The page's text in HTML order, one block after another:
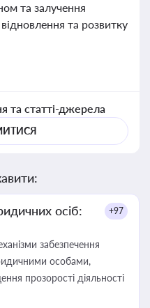
та залучення
та розвитку
та статті-джерела
осіб:
+97
забезпечення
особами,
прозорості діяльності